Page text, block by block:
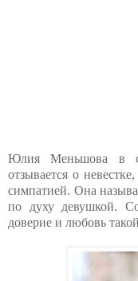
Юлия Меньшова в
отзывается о
симпатией. Она
по духу девушкой.
доверие и любовь